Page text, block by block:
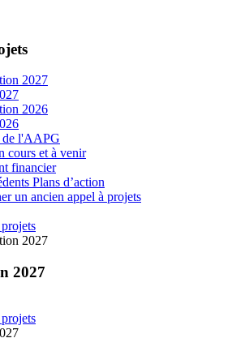
2027
2026
de l'AAPG
cours et à venir
financier
Plans d’action
un ancien appel à projets
2027
2027